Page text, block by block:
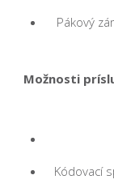
Pákový
Možnosti
Kódovací